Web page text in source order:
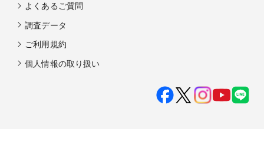
よくあるご質問
調査データ
ご利用規約
個人情報の取り扱い